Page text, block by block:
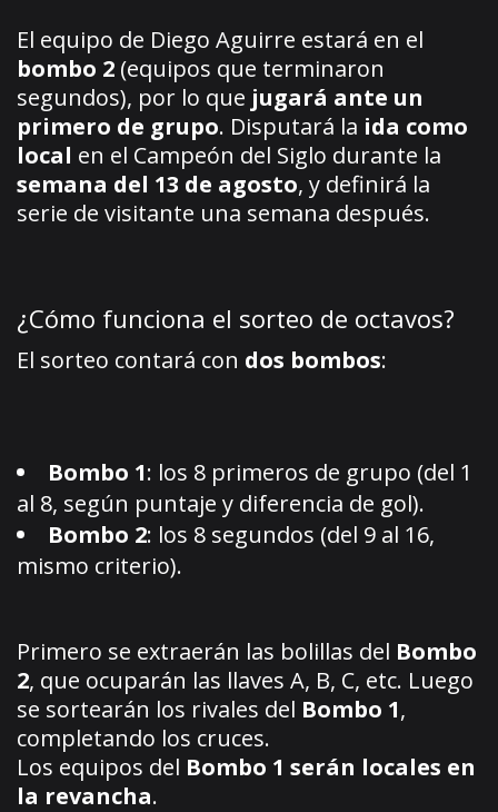
El equipo de Diego Aguirre estará en el
bombo 2 (equipos que terminaron
segundos), por lo que jugará ante un
primero de grupo. Disputará la ida como
local en el Campeón del Siglo durante la
semana del 13 de agosto, y definirá la
serie de visitante una semana después.
¿Cómo funciona el sorteo de octavos?
El sorteo contará con dos bombos:
Bombo 1: los 8 primeros de grupo (del 1
al 8, según puntaje y diferencia de gol).
Bombo 2: los 8 segundos (del 9 al 16,
mismo criterio).
Primero se extraerán las bolillas del Bombo
2, que ocuparán las llaves A, B, C, etc. Luego
se sortearán los rivales del Bombo 1,
completando los cruces.
Los equipos del Bombo 1 serán locales en
la revancha.